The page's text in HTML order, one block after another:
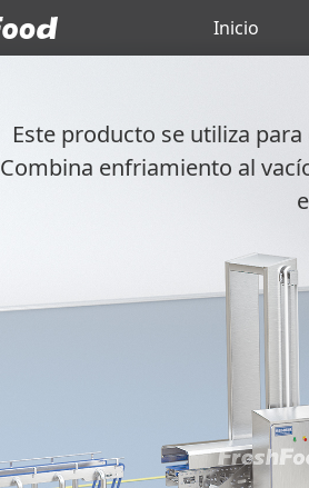
Inicio
Este producto se utiliza
Combina enfriamiento al